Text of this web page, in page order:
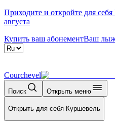
Приходите и откройте для
августа
Купить ваш абонементВаш
Courchevel
Поиск Открыть меню
Открыть для себя Куршевель